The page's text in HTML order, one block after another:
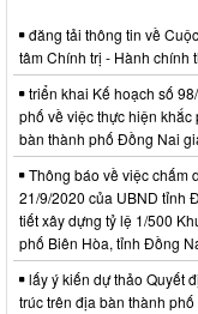
đăng tải thông tin về
tâm Chính trị - Hành chính
triển khai Kế hoạch số
phố về việc thực hiện
bàn thành phố Đồng Nai
Thông báo về việc chấm
21/9/2020 của UBND tỉnh
tiết xây dựng tỷ lệ 1/500
phố Biên Hòa, tỉnh Đồng
lấy ý kiến dự thảo Quyết
trúc trên địa bàn thành